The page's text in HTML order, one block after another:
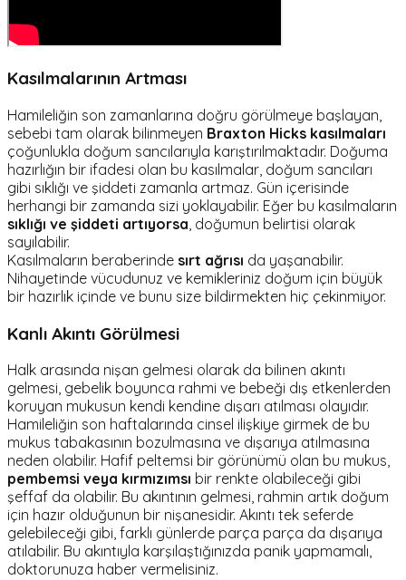
Kasılmalarının Artması
Hamileliğin son zamanlarına doğru görülmeye başlayan,
sebebi tam olarak bilinmeyen Braxton Hicks kasılmaları
çoğunlukla doğum sancılarıyla karıştırılmaktadır. Doğuma
hazırlığın bir ifadesi olan bu kasılmalar, doğum sancıları
gibi sıklığı ve şiddeti zamanla artmaz. Gün içerisinde
herhangi bir zamanda sizi yoklayabilir. Eğer bu kasılmaların
sıklığı ve şiddeti artıyorsa , doğumun belirtisi olarak
sayılabilir.
Kasılmaların beraberinde sırt ağrısı da yaşanabilir.
Nihayetinde vücudunuz ve kemikleriniz doğum için büyük
bir hazırlık içinde ve bunu size bildirmekten hiç çekinmiyor.
Kanlı Akıntı Görülmesi
Halk arasında nişan gelmesi olarak da bilinen akıntı
gelmesi, gebelik boyunca rahmi ve bebeği dış etkenlerden
koruyan mukusun kendi kendine dışarı atılması olayıdır.
Hamileliğin son haftalarında cinsel ilişkiye girmek de bu
mukus tabakasının bozulmasına ve dışarıya atılmasına
neden olabilir. Hafif peltemsi bir görünümü olan bu mukus,
pembemsi veya kırmızımsı bir renkte olabileceği gibi
şeffaf da olabilir. Bu akıntının gelmesi, rahmin artık doğum
için hazır olduğunun bir nişanesidir. Akıntı tek seferde
gelebileceği gibi, farklı günlerde parça parça da dışarıya
atılabilir. Bu akıntıyla karşılaştığınızda panik yapmamalı,
doktorunuza haber vermelisiniz.